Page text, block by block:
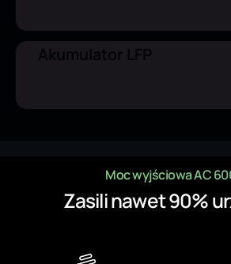
Akumulator LFP
Moc wyjściowa AC
Zasili nawet 90%